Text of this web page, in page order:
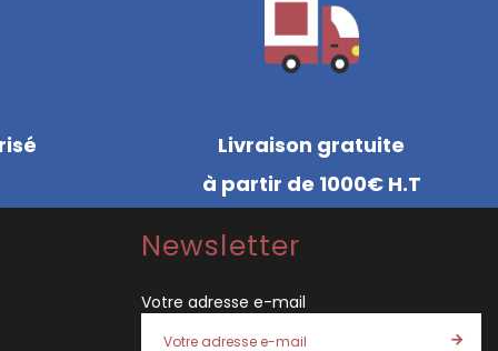
Livraison gratuite
à partir de 1000€ H.T
Newsletter
Votre adresse e-mail